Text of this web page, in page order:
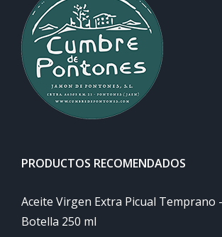
PRODUCTOS RECOMENDADOS
Aceite Virgen Extra Picual Temprano -
Botella 250 ml